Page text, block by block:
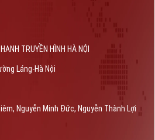
TRUYỀN HÌNH HÀ NỘI
Láng-Hà Nội
Nguyễn Minh Đức, Nguyễn Thành Lợi